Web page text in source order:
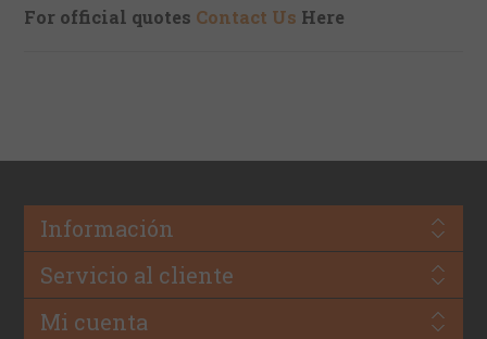
For official quotes Contact Us Here
Información
Servicio al cliente
Mi cuenta